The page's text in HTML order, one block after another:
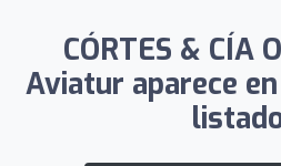
CÓRTES & CÍA
Aviatur aparece